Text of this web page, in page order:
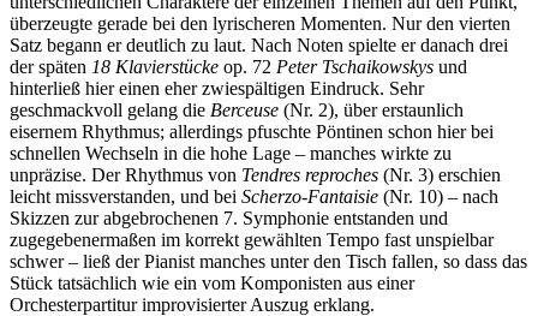
überzeugte gerade bei den lyrischeren Momenten. Nur den vierten
Satz begann er deutlich zu laut. Nach Noten spielte er danach drei
der späten 18 Klavierstücke op. 72 Peter Tschaikowskys und
hinterließ hier einen eher zwiespältigen Eindruck. Sehr
geschmackvoll gelang die Berceuse (Nr. 2), über erstaunlich
eisernem Rhythmus; allerdings pfuschte Pöntinen schon hier bei
schnellen Wechseln in die hohe Lage – manches wirkte zu
unpräzise. Der Rhythmus von Tendres reproches (Nr. 3) erschien
leicht missverstanden, und bei Scherzo-Fantaisie (Nr. 10) – nach
Skizzen zur abgebrochenen 7. Symphonie entstanden und
zugegebenermaßen im korrekt gewählten Tempo fast unspielbar
schwer – ließ der Pianist manches unter den Tisch fallen, so dass das
Stück tatsächlich wie ein vom Komponisten aus einer
Orchesterpartitur improvisierter Auszug erklang.